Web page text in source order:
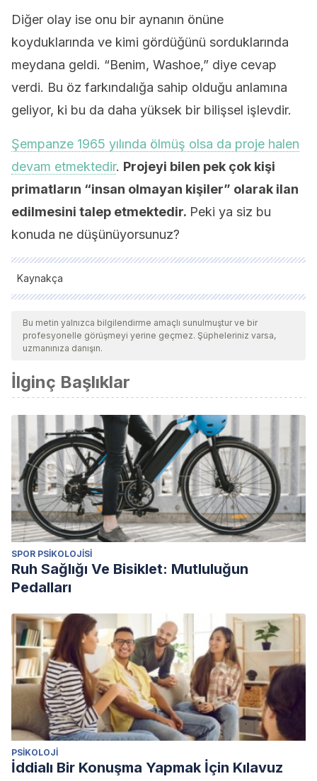
Diğer olay ise onu bir aynanın önüne
koyduklarında ve kimi gördüğünü sorduklarında
meydana geldi. “Benim, Washoe,” diye cevap
verdi. Bu öz farkındalığa sahip olduğu anlamına
geliyor, ki bu da daha yüksek bir bilişsel işlevdir.
Şempanze 1965 yılında ölmüş olsa da proje halen
devam etmektedir. Projeyi bilen pek çok kişi
primatların “insan olmayan kişiler” olarak ilan
edilmesini talep etmektedir. Peki ya siz bu
konuda ne düşünüyorsunuz?
Kaynakça
Tüm alıntı yapılan kaynaklar, kalitelerini, güvenilirliklerini,
güncelliklerini ve geçerliliklerini sağlamak için ekibimiz
tarafından derinlemesine incelendi. Bu makalenin bibliyografisi
kabul edildi.
Tamames, K. (2008).Personas como Washoe. Cuadernos para
, (28), 129-131.
Bu metin yalnızca bilgilendirme amaçlı sunulmuştur ve bir
profesyonelle görüşmeyi yerine geçmez. Şüpheleriniz varsa,
uzmanınıza danışın.
İlginç Başlıklar
SPOR PSIKOLOJISI
Ruh Sağlığı Ve Bisiklet: Mutluluğun
Pedalları
PSIKOLOJI
İddialı Bir Konuşma Yapmak İçin Kılavuz